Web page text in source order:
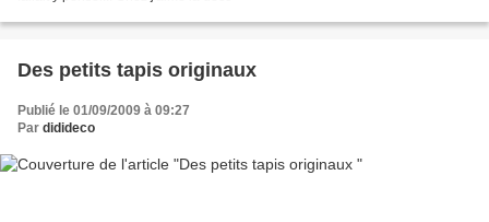
Des petits tapis originaux
Publié le 01/09/2009 à 09:27
Par didideco